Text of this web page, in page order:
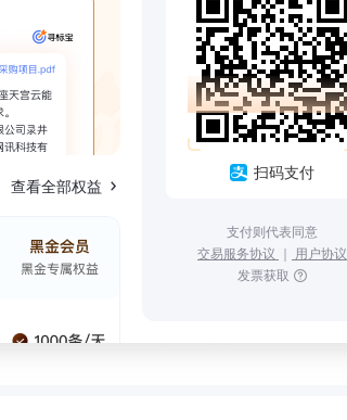
查看全部权益
扫码支付
支付则代表同意
交易服务协议 ｜ 用户协议
发票获取